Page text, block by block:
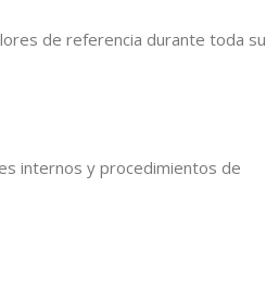
de referencia durante toda su
internos y procedimientos de